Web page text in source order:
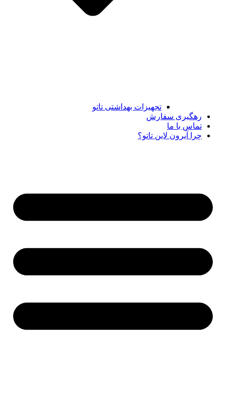
تجهیزات بهداشتی تاتو
رهگیری سفارش
تماس با ما
چرا آیرون لاین تاتو؟